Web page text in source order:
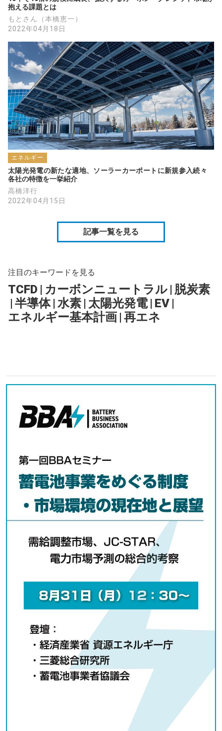
抱える課題とは
もとさん（本橋恵一）
2022年04月18日
エネルギー
太陽光発電の新たな適地、ソーラーカーポートに新規参入続々
各社の特徴を一挙紹介
高橋洋行
2022年04月15日
記事一覧を見る
注目のキーワードを見る
TCFD | カーボンニュートラル | 脱炭素
|半導体 |水素 | 太陽光発電 | EV |
エネルギー基本計画 |再エネ